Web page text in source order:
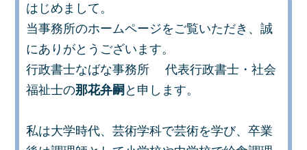
はじめまして。
当事務所のホームページをご覧いただき、誠
にありがとうございます。
行政書士なばな事務所 代表行政書士・社会
福祉士の那花弁嗣 と申します。
私は大学時代、芸術学科で芸術を学び、卒業